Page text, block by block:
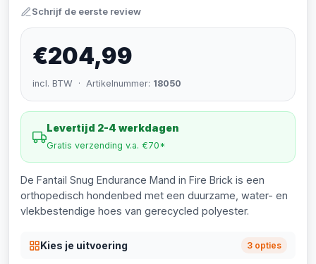
Schrijf de eerste review
€204,99
incl. BTW · Artikelnummer: 18050
Levertijd 2-4 werkdagen
Gratis verzending v.a. €70*
De Fantail Snug Endurance Mand in Fire Brick is een
orthopedisch hondenbed met een duurzame, water- en
vlekbestendige hoes van gerecycled polyester.
Kies je uitvoering 3 opties